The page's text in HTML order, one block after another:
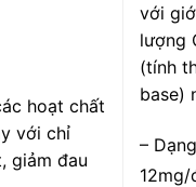
hoạt chất
với chỉ
giảm đau
với
lượng
(tính
base)
–